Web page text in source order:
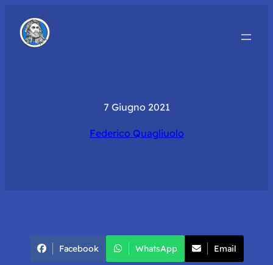
7 Giugno 2021
Federico Quagliuolo
Facebook WhatsApp Email